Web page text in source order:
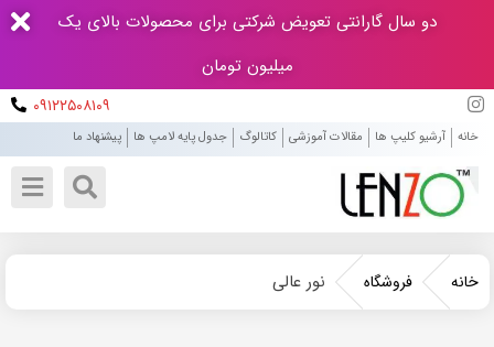
دو سال گارانتی تعویض شرکتی برای محصولات بالای یک
میلیون تومان
۰۹۱۲۲۵۰۸۱۰۹
خانه آرشیو کلیپ ها مقالات آموزشی کاتالوگ جدول پایه لامپ ها پیشنهاد ما
خانه فروشگاه نور عالی